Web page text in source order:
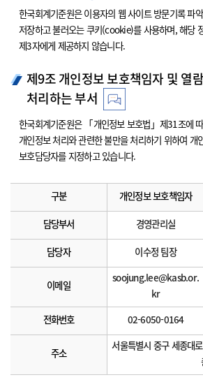
한국회계기준원은 이용자의 웹 사이트 방문기록 파
저장하고 불러오는 쿠키(cookie)를 사용하며, 해당
제3자에게 제공하지 않습니다.
제9조 개인정보 보호책임자 및 열
처리하는 부서
한국회계기준원은 「개인정보 보호법」제31조에
개인정보 처리와 관련한 불만을 처리하기 위하여 개
보호담당자를 지정하고 있습니다.
구분 개인정보 보호책임자
담당부서 경영관리실
담당자 이수정 팀장
이메일
soojung.lee@kasb.or.
kr
전화번호 02-6050-0164
주소
서울특별시 중구 세종대